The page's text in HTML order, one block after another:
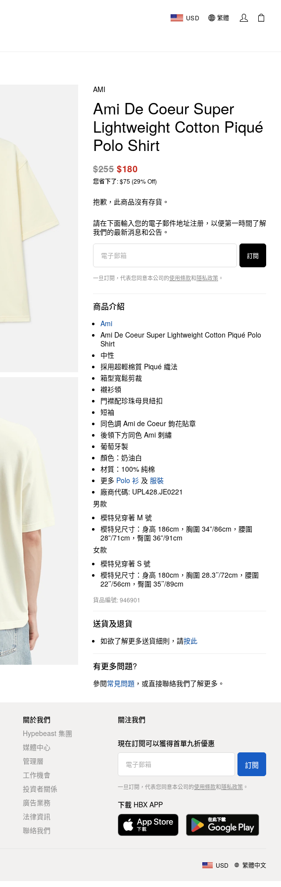
USD 繁體
AMI
Ami De Coeur Super
Lightweight Cotton Piqué
Polo Shirt
$255$180
您省下了: $75 (29% Off)
抱歉，此商品沒有存貨。
請在下面輸入您的電子郵件地址注册，以便第一時間了解
我們的最新消息和公告。
訂閱
一旦訂閱，代表您同意本公司的使用條款和隱私政策 。
商品介紹
Ami
Ami De Coeur Super Lightweight Cotton Piqué Polo
Shirt
中性
採用超輕棉質 Piqué 織法
箱型寬鬆剪裁
襯衫領
門襟配珍珠母貝紐扣
短袖
同色調 Ami de Coeur 鉤花貼章
後領下方同色 Ami 刺繡
葡萄牙製
顏色：奶油白
材質：100% 純棉
更多 Polo 衫 及 服裝
廠商代碼: UPL428.JE0221
男款
模特兒穿著 M 號
模特兒尺寸：身高 186cm，胸圍 34”/86cm，腰圍
28”/71cm，臀圍 36”/91cm
女款
模特兒穿著 S 號
模特兒尺寸：身高 180cm，胸圍 28.3’’/72cm，腰圍
22’’/56cm，臀圍 35’’/89cm
貨品編號: 946901
送貨及退貨
如欲了解更多送貨細則，請按此
有更多問題?
參閱常見問題 ，或直接聯絡我們了解更多。
關於我們
Hypebeast 集團
媒體中心
管理層
工作機會
投資者關係
廣告業務
法律資訊
聯絡我們
關注我們
現在訂閱可以獲得首單九折優惠
訂閱
一旦訂閱，代表您同意本公司的使用條款和隱私政策。
下載 HBX APP
USD 繁體中文